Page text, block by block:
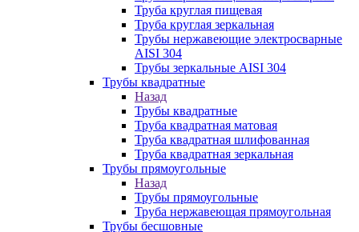
Труба круглая пищевая
Труба круглая зеркальная
Трубы нержавеющие электросварные
AISI 304
Трубы зеркальные AISI 304
Трубы квадратные
Назад
Трубы квадратные
Труба квадратная матовая
Труба квадратная шлифованная
Труба квадратная зеркальная
Трубы прямоугольные
Назад
Трубы прямоугольные
Труба нержавеющая прямоугольная
Трубы бесшовные